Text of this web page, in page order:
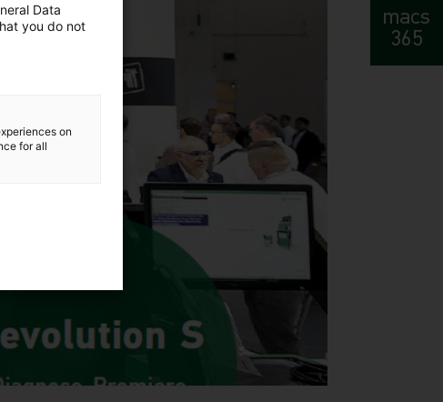
macs
365
Data
you do not
on
for all